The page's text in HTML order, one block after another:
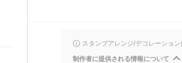
スタンプアレンジ/デコレーショ
制作者に提供される情報について